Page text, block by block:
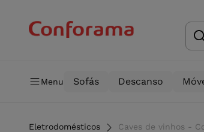
Menu Sofás Descanso
Eletrodomésticos Caves de vinhos -